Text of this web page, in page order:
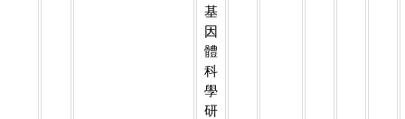
基
因
體
科
學
研